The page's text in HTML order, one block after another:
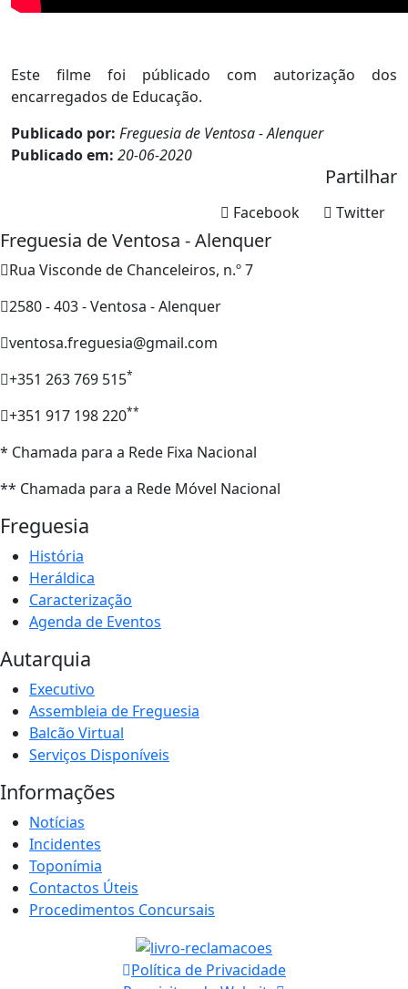
Este filme foi públicado com autorização dos
encarregados de Educação.
Publicado por: Freguesia de Ventosa - Alenquer
Publicado em: 20-06-2020
Partilhar
Twitter
Facebook
Freguesia de Ventosa - Alenquer
Rua Visconde de Chanceleiros, n.º 7
2580 - 403 - Ventosa - Alenquer
ventosa.freguesia@gmail.com
+351 263 769 515*
+351 917 198 220**
* Chamada para a Rede Fixa Nacional
** Chamada para a Rede Móvel Nacional
Freguesia
História
Heráldica
Caracterização
Agenda de Eventos
Autarquia
Executivo
Assembleia de Freguesia
Balcão Virtual
Serviços Disponíveis
Informações
Notícias
Incidentes
Toponímia
Contactos Úteis
Procedimentos Concursais
Política de Privacidade